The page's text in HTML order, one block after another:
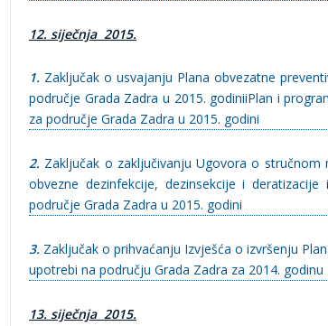
12. siječnja 2015.
1. Zaključak o usvajanju Plana obvezatne
područje Grada Zadra u 2015. godiniiPlan i
za područje Grada Zadra u 2015. godini
2. Zaključak o zaključivanju Ugovora o
obvezne dezinfekcije, dezinsekcije i
područje Grada Zadra u 2015. godini
3. Zaključak o prihvaćanju Izvješća o izvršenju
upotrebi na području Grada Zadra za 2014. godinu
13. siječnja 2015.